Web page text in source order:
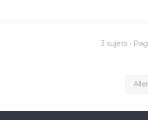
3 sujets •
Aller